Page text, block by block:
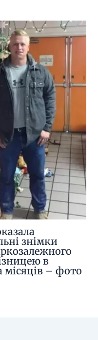
знімки
в
місяців – фото